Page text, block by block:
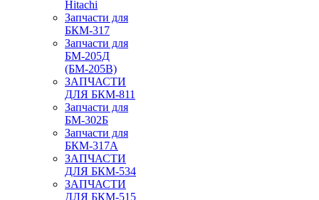
Hitachi
Запчасти для
БКМ-317
Запчасти для
БМ-205Д
(БМ-205В)
ЗАПЧАСТИ
ДЛЯ БКМ-811
Запчасти для
БМ-302Б
Запчасти для
БКМ-317А
ЗАПЧАСТИ
ДЛЯ БКМ-534
ЗАПЧАСТИ
ДЛЯ БКМ-515